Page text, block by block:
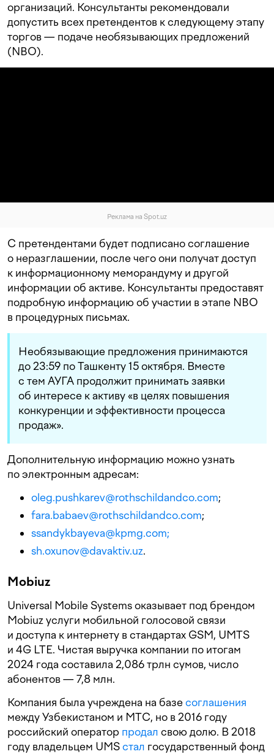
организаций. Консультанты рекомендовали
допустить всех претендентов к следующему этапу
торгов — подаче необязывающих предложений
(NBO).
Реклама на Spot.uz
С претендентами будет подписано соглашение
о неразглашении, после чего они получат доступ
к информационному меморандуму и другой
информации об активе. Консультанты предоставят
подробную информацию об участии в этапе NBO
в процедурных письмах.
Необязывающие предложения принимаются
до 23:59 по Ташкенту 15 октября. Вместе
с тем АУГА продолжит принимать заявки
об интересе к активу «в целях повышения
конкуренции и эффективности процесса
продаж».
Дополнительную информацию можно узнать
по электронным адресам:
oleg.pushkarev@rothschildandco.com;
fara.babaev@rothschildandco.com;
ssandykbayeva@kpmg.com;
sh.oxunov@davaktiv.uz.
Mobiuz
Universal Mobile Systems оказывает под брендом
Mobiuz услуги мобильной голосовой связи
и доступа к интернету в стандартах GSM, UMTS
и 4G LTE. Чистая выручка компании по итогам
2024 года составила 2,086 трлн сумов, число
абонентов — 7,8 млн.
Компания была учреждена на базесоглашения
между Узбекистаном и МТС, но в 2016 году
российский оператор продал свою долю. В 2018
году владельцем UMSстал государственный фонд